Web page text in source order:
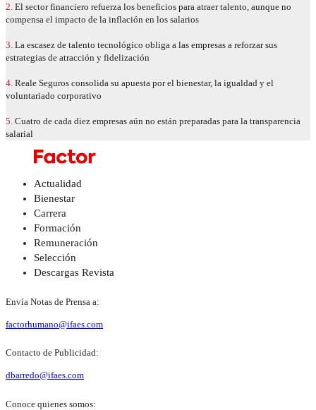
2. El sector financiero refuerza los beneficios para atraer talento, aunque no
compensa el impacto de la inflación en los salarios
3. La escasez de talento tecnológico obliga a las empresas a reforzar sus
estrategias de atracción y fidelización
4. Reale Seguros consolida su apuesta por el bienestar, la igualdad y el
voluntariado corporativo
5. Cuatro de cada diez empresas aún no están preparadas para la transparencia
salarial
Actualidad
Bienestar
Carrera
Formación
Remuneración
Selección
Descargas Revista
Envía Notas de Prensa a:
factorhumano@ifaes.com
Contacto de Publicidad:
dbarredo@ifaes.com
Conoce quienes somos: